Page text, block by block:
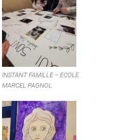
INSTANT FAMILLE – ECOLE
MARCEL PAGNOL